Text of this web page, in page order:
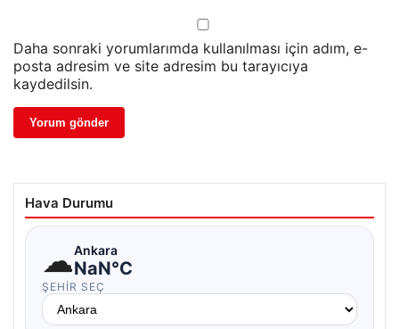
Daha sonraki yorumlarımda kullanılması için adım, e-
posta adresim ve site adresim bu tarayıcıya
kaydedilsin.
Hava Durumu
☁Ankara
NaN°C
ŞEHIR SEÇ